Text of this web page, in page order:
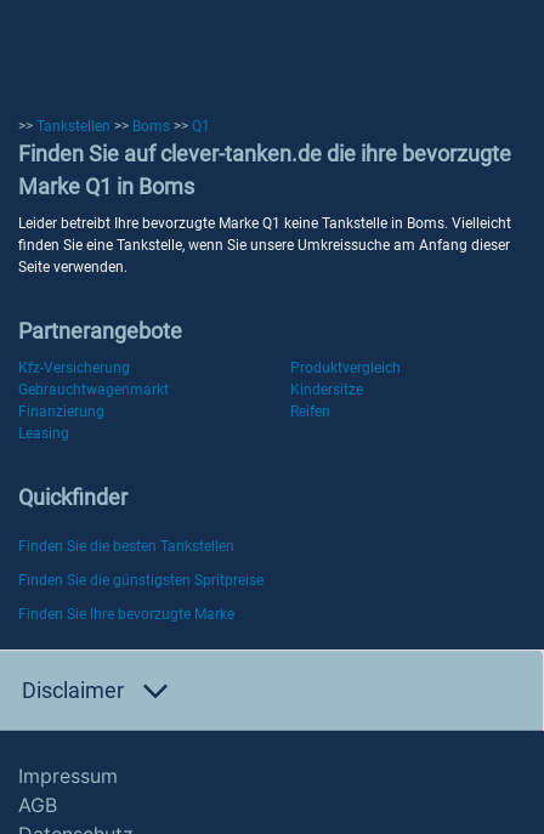
>> Tankstellen >> Boms >> Q1
Finden Sie auf clever-tanken.de die ihre bevorzugte
Marke Q1 in Boms
Leider betreibt Ihre bevorzugte Marke Q1 keine Tankstelle in Boms. Vielleicht
finden Sie eine Tankstelle, wenn Sie unsere Umkreissuche am Anfang dieser
Seite verwenden.
Partnerangebote
Kfz-Versicherung
Produktvergleich
Gebrauchtwagenmarkt
Kindersitze
Finanzierung
Reifen
Leasing
Quickfinder
Finden Sie die besten Tankstellen
Finden Sie die günstigsten Spritpreise
Finden Sie Ihre bevorzugte Marke
Disclaimer
Impressum
AGB